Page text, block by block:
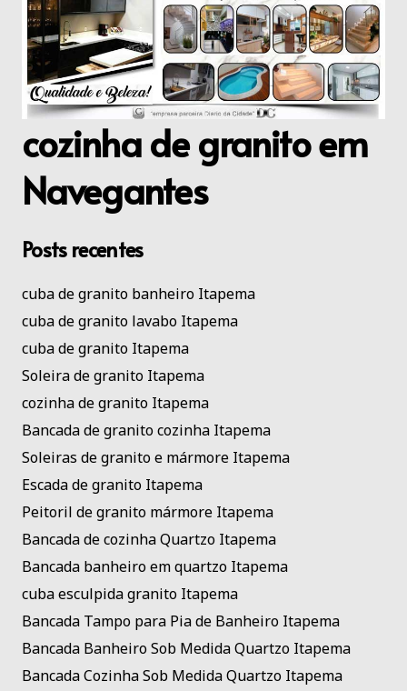
cozinha de granito em
Navegantes
Posts recentes
cuba de granito banheiro Itapema
cuba de granito lavabo Itapema
cuba de granito Itapema
Soleira de granito Itapema
cozinha de granito Itapema
Bancada de granito cozinha Itapema
Soleiras de granito e mármore Itapema
Escada de granito Itapema
Peitoril de granito mármore Itapema
Bancada de cozinha Quartzo Itapema
Bancada banheiro em quartzo Itapema
cuba esculpida granito Itapema
Bancada Tampo para Pia de Banheiro Itapema
Bancada Banheiro Sob Medida Quartzo Itapema
Bancada Cozinha Sob Medida Quartzo Itapema